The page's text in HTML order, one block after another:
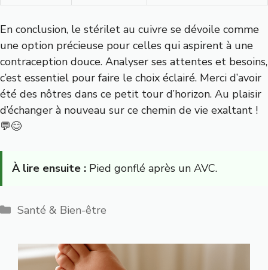
En conclusion, le stérilet au cuivre se dévoile comme
une option précieuse pour celles qui aspirent à une
contraception douce. Analyser ses attentes et besoins,
c’est essentiel pour faire le choix éclairé. Merci d’avoir
été des nôtres dans ce petit tour d’horizon. Au plaisir
d’échanger à nouveau sur ce chemin de vie exaltant !
💬😊
À lire ensuite : Pied gonflé après un AVC.
Catégories
Santé & Bien-être